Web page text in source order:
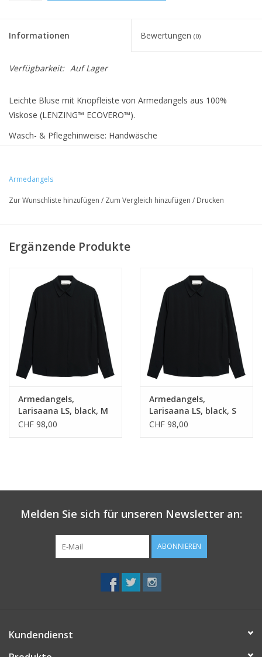
Informationen Bewertungen (0)
Verfügbarkeit: Auf Lager
Leichte Bluse mit Knopfleiste von Armedangels aus 100%
Viskose (LENZING™ ECOVERO™).
Wasch- & Pflegehinweise: Handwäsche
• 100% Viskose (LENZING™ ECOVERO™)
• Relaxed Fit
Armedangels
Zur Wunschliste hinzufügen / Zum Vergleich hinzufügen / Drucken
Ergänzende Produkte
Armedangels,
Larisaana LS, black, M
CHF 98,00
Armedangels,
Larisaana LS, black, S
CHF 98,00
Melden Sie sich für unseren Newsletter an:
ABONNIEREN
Kundendienst